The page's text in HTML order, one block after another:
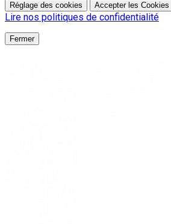
Réglage des cookies Accepter les Cookies
Lire nos politiques de confidentialité
Fermer